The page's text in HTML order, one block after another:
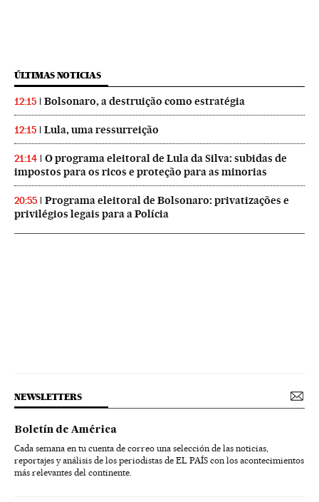
ÚLTIMAS NOTICIAS
12:15 Bolsonaro, a destruição como estratégia
12:15 Lula, uma ressurreição
21:14
O programa eleitoral de Lula da Silva: subidas de
impostos para os ricos e proteção para as minorias
20:55
Programa eleitoral de Bolsonaro: privatizações e
privilégios legais para a Polícia
NEWSLETTERS
Boletín de América
Cada semana en tu cuenta de correo una selección de las noticias,
reportajes y análisis de los periodistas de EL PAÍS con los acontecimientos
más relevantes del continente.